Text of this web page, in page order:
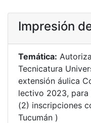
Impresión
Temática:
Tecnicatura
extensión áulica
lectivo 2023, para
(2) inscripciones
Tucumán )